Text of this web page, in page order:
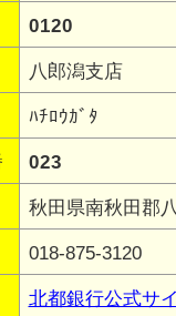
0120
八郎潟支店
ﾊﾁﾛｳｶﾞﾀ
023
秋田県南秋田郡
018-875-3120
北都銀行公式サ